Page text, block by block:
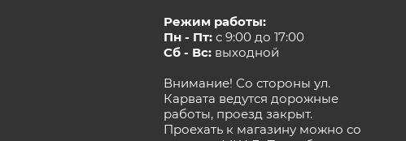
Режим работы:
Пн - Пт:с 9:00 до 17:00
Сб - Вс:выходной
Внимание! Со стороны ул.
Карвата ведутся дорожные
работы, проезд закрыт.
Проехать к магазину можно со